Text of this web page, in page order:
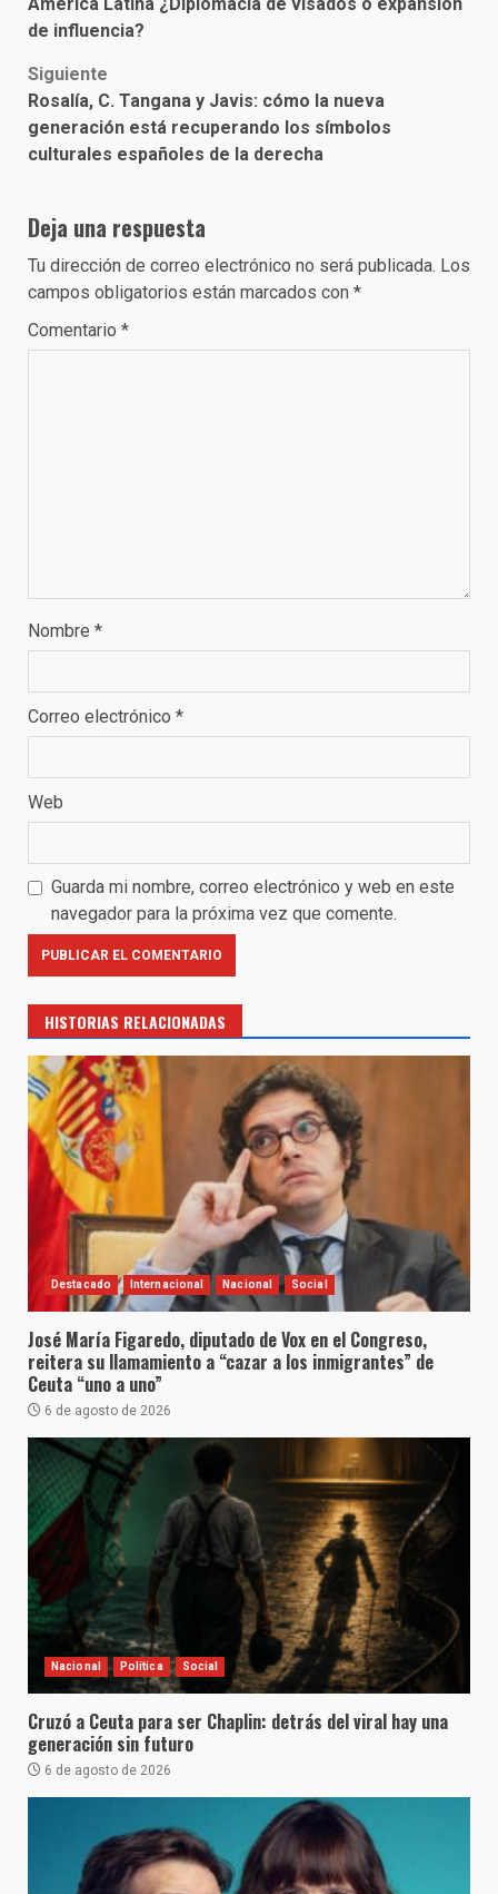
de influencia?
Siguiente
Rosalía, C. Tangana y Javis: cómo la nueva
generación está recuperando los símbolos
culturales españoles de la derecha
Deja una respuesta
Tu dirección de correo electrónico no será publicada. Los
campos obligatorios están marcados con *
Comentario *
Nombre *
Correo electrónico *
Web
Guarda mi nombre, correo electrónico y web en este
navegador para la próxima vez que comente.
HISTORIAS RELACIONADAS
Destacado Internacional Nacional Social
José María Figaredo, diputado de Vox en el Congreso,
reitera su llamamiento a “cazar a los inmigrantes” de
Ceuta “uno a uno”
6 de agosto de 2026
Nacional Política Social
Cruzó a Ceuta para ser Chaplin: detrás del viral hay una
generación sin futuro
6 de agosto de 2026